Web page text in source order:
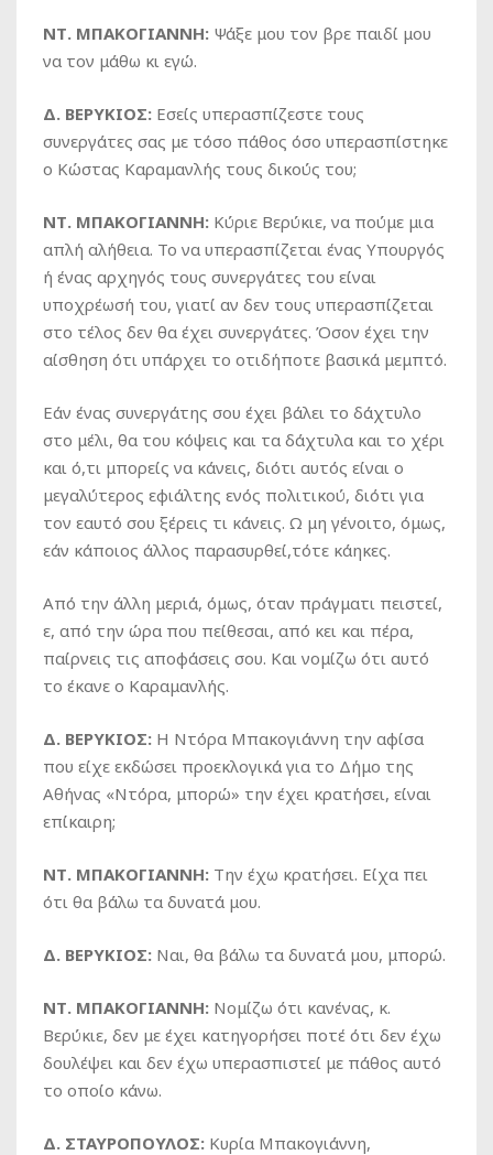
ΝΤ. ΜΠΑΚΟΓΙΑΝΝΗ: Ψάξε μου τον βρε παιδί μου
να τον μάθω κι εγώ.
Δ. ΒΕΡΥΚΙΟΣ: Εσείς υπερασπίζεστε τους
συνεργάτες σας με τόσο πάθος όσο υπερασπίστηκε
ο Κώστας Καραμανλής τους δικούς του;
ΝΤ. ΜΠΑΚΟΓΙΑΝΝΗ: Κύριε Βερύκιε, να πούμε μια
απλή αλήθεια. Το να υπερασπίζεται ένας Υπουργός
ή ένας αρχηγός τους συνεργάτες του είναι
υποχρέωσή του, γιατί αν δεν τους υπερασπίζεται
στο τέλος δεν θα έχει συνεργάτες. Όσον έχει την
αίσθηση ότι υπάρχει το οτιδήποτε βασικά μεμπτό.
Εάν ένας συνεργάτης σου έχει βάλει το δάχτυλο
στο μέλι, θα του κόψεις και τα δάχτυλα και το χέρι
και ό,τι μπορείς να κάνεις, διότι αυτός είναι ο
μεγαλύτερος εφιάλτης ενός πολιτικού, διότι για
τον εαυτό σου ξέρεις τι κάνεις. Ω μη γένοιτο, όμως,
εάν κάποιος άλλος παρασυρθεί,τότε κάηκες.
Από την άλλη μεριά, όμως, όταν πράγματι πειστεί,
ε, από την ώρα που πείθεσαι, από κει και πέρα,
παίρνεις τις αποφάσεις σου. Και νομίζω ότι αυτό
το έκανε ο Καραμανλής.
Δ. ΒΕΡΥΚΙΟΣ: Η Ντόρα Μπακογιάννη την αφίσα
που είχε εκδώσει προεκλογικά για το Δήμο της
Αθήνας «Ντόρα, μπορώ» την έχει κρατήσει, είναι
επίκαιρη;
ΝΤ. ΜΠΑΚΟΓΙΑΝΝΗ: Την έχω κρατήσει. Είχα πει
ότι θα βάλω τα δυνατά μου.
Δ. ΒΕΡΥΚΙΟΣ: Ναι, θα βάλω τα δυνατά μου, μπορώ.
ΝΤ. ΜΠΑΚΟΓΙΑΝΝΗ: Νομίζω ότι κανένας, κ.
Βερύκιε, δεν με έχει κατηγορήσει ποτέ ότι δεν έχω
δουλέψει και δεν έχω υπερασπιστεί με πάθος αυτό
το οποίο κάνω.
Δ. ΣΤΑΥΡΟΠΟΥΛΟΣ: Κυρία Μπακογιάννη,